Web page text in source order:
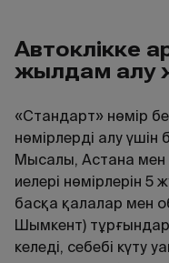
Автокөлікке
жылдам алу
«Стандарт» нөмір
нөмірлерді алу үшін
Мысалы, Астана мен
иелері нөмірлерін 5
басқа қалалар мен
Шымкент)
келеді, себебі күту